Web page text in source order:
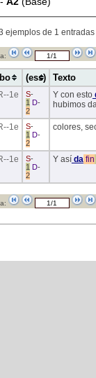
ejemplos de 1
(ess) Texto
--1e S-
1
D-
2
Y con esto
hubimos
--1e S-
1
D-
2
colores,
--1e S-
1
D-
2
Y asídafin